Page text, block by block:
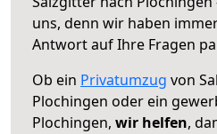
uns, denn wir haben
Antwort auf Ihre Fragen
Ob ein Privatumzug von
Plochingen oder ein
Plochingen, wir helfen,